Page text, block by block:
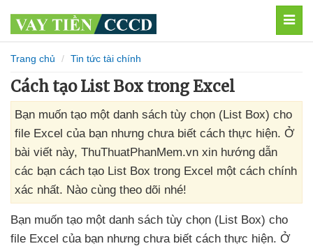
Trang chủ Tin tức tài chính
Cách tạo List Box trong Excel
Bạn muốn tạo một danh sách tùy chọn (List Box) cho
file Excel của bạn nhưng chưa biết cách thực hiện. Ở
bài viết này, ThuThuatPhanMem.vn xin hướng dẫn
các bạn cách tạo List Box trong Excel một cách chính
xác nhất. Nào cùng theo dõi nhé!
Bạn muốn tạo một danh sách tùy chọn (List Box) cho
file Excel của bạn nhưng chưa biết cách thực hiện. Ở